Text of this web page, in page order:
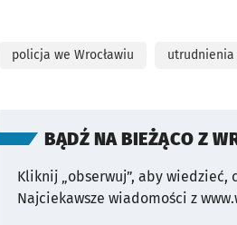
policja we Wrocławiu utrudnienia
BĄDŹ NA BIEŻĄCO Z
Kliknij „obserwuj”, aby wiedzieć,
Najciekawsze wiadomości z